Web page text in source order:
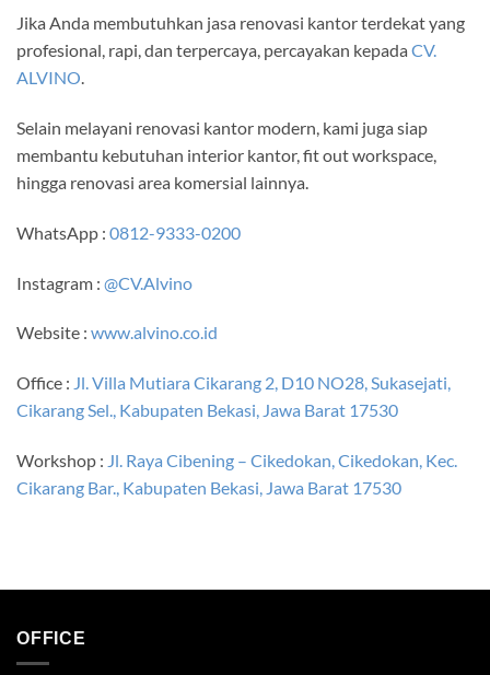
Jika Anda membutuhkan jasa renovasi kantor terdekat yang
profesional, rapi, dan terpercaya, percayakan kepada CV.
ALVINO.
Selain melayani renovasi kantor modern, kami juga siap
membantu kebutuhan interior kantor, fit out workspace,
hingga renovasi area komersial lainnya.
WhatsApp : 0812-9333-0200
Instagram : @CV.Alvino
Website : www.alvino.co.id
Office : Jl. Villa Mutiara Cikarang 2, D10 NO28, Sukasejati,
Cikarang Sel., Kabupaten Bekasi, Jawa Barat 17530
Workshop : Jl. Raya Cibening – Cikedokan, Cikedokan, Kec.
Cikarang Bar., Kabupaten Bekasi, Jawa Barat 17530
OFFICE